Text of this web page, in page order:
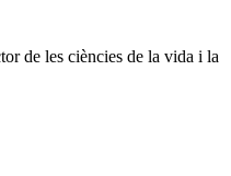
de les ciències de la vida i la